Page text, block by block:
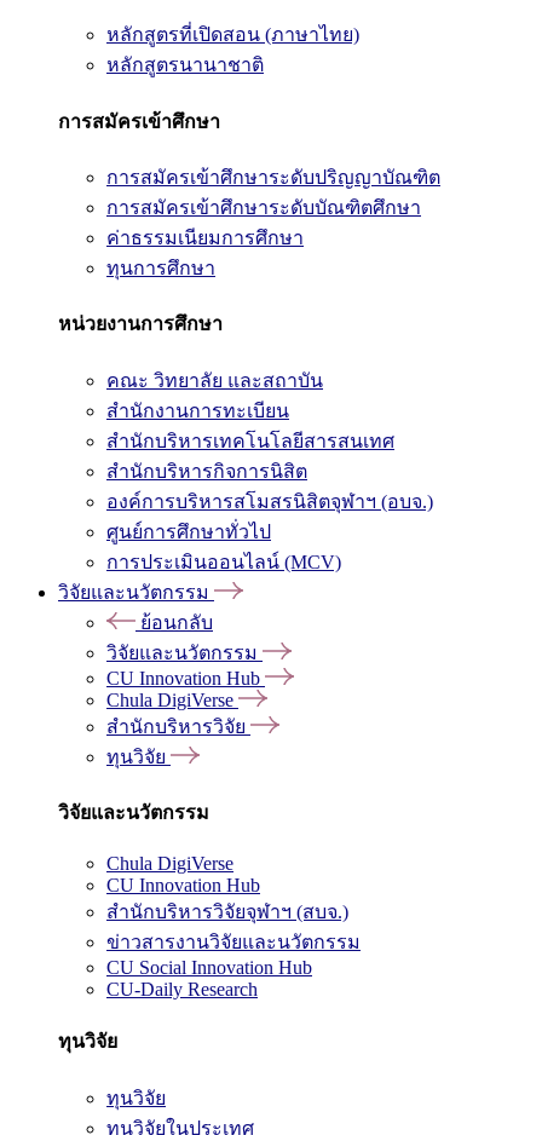
หลักสูตรที่เปิดสอน (ภาษาไทย)
หลักสูตรนานาชาติ
การสมัครเข้าศึกษา
การสมัครเข้าศึกษาระดับปริญญาบัณฑิต
การสมัครเข้าศึกษาระดับบัณฑิตศึกษา
ค่าธรรมเนียมการศึกษา
ทุนการศึกษา
หน่วยงานการศึกษา
คณะ วิทยาลัย และสถาบัน
สำนักงานการทะเบียน
สำนักบริหารเทคโนโลยีสารสนเทศ
สำนักบริหารกิจการนิสิต
องค์การบริหารสโมสรนิสิตจุฬาฯ (อบจ.)
ศูนย์การศึกษาทั่วไป
การประเมินออนไลน์ (MCV)
วิจัยและนวัตกรรม
ย้อนกลับ
วิจัยและนวัตกรรม
CU Innovation Hub
Chula DigiVerse
สำนักบริหารวิจัย
ทุนวิจัย
วิจัยและนวัตกรรม
Chula DigiVerse
CU Innovation Hub
สำนักบริหารวิจัยจุฬาฯ (สบจ.)
ข่าวสารงานวิจัยและนวัตกรรม
CU Social Innovation Hub
CU-Daily Research
ทุนวิจัย
ทุนวิจัย
ทุนวิจัยในประเทศ